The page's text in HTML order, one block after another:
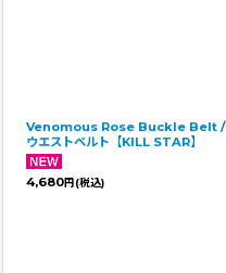
Venomous Rose Buckle Belt /
ウエストベルト【KILL STAR】
4,680円 (税込)